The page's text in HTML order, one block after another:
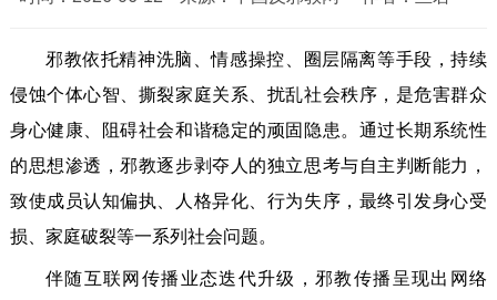
邪教依托精神洗脑、情感操控、圈层隔离等手段，持续
侵蚀个体心智、撕裂家庭关系、扰乱社会秩序，是危害群众
身心健康、阻碍社会和谐稳定的顽固隐患。通过长期系统性
的思想渗透，邪教逐步剥夺人的独立思考与自主判断能力，
致使成员认知偏执、人格异化、行为失序，最终引发身心受
损、家庭破裂等一系列社会问题。
伴随互联网传播业态迭代升级，邪教传播呈现出网络